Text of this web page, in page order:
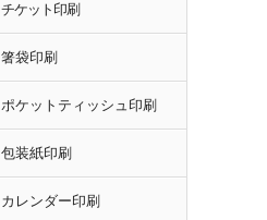
チケット印刷
箸袋印刷
ポケットティッシュ印刷
包装紙印刷
カレンダー印刷